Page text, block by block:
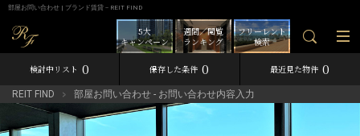
部屋お問い合わせ | ブランド賃貸－REIT FIND
フリーレント
検索
週間／閲覧
ランキング
5大
キャンペーン
検討中リスト 0 保存した条件 0 最近見た物件 0
REIT FIND 部屋お問い合わせ - お問い合わせ内容入力